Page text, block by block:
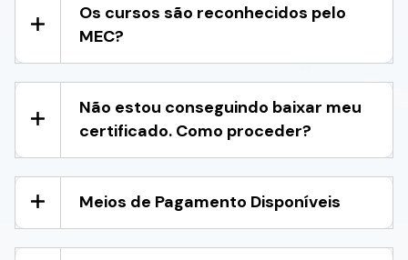
Os cursos são reconhecidos pelo
MEC?
Não estou conseguindo baixar meu
certificado. Como proceder?
Meios de Pagamento Disponíveis